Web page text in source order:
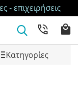
- επιχειρήσεις
Κατηγορίες